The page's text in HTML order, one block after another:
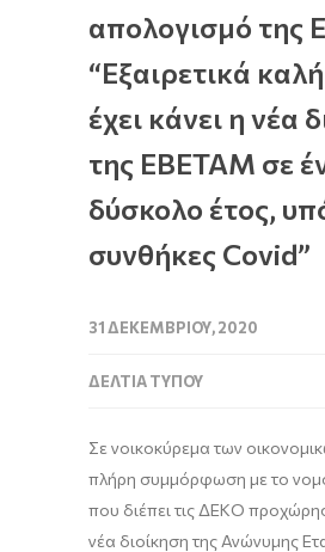
απολογισμό της
“Εξαιρετικά
έχει κάνει η νέα
της ΕΒΕΤΑΜ σε
δύσκολο έτος,
συνθήκες Covid”
31 ΔΕΚΕΜΒΡΊΟΥ, 2020
ΔΕΛΤΊΑ ΤΎΠΟΥ
Σε νοικοκύρεμα των
πλήρη συμμόρφωση με το
που διέπει τις ΔΕΚΟ
νέα διοίκηση της Ανώνυμης